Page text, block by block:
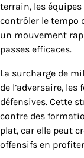
terrain, les
contrôler le tempo
un mouvement
passes efficaces.
La surcharge de
de l’adversaire,
défensives. Cette
contre des
plat, car elle peut
offensifs en